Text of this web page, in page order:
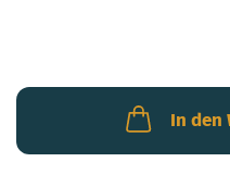
In den